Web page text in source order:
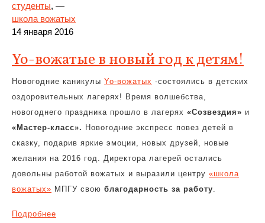
студенты, —
школа вожатых
14 января 2016
Yo-вожатые в новый год к детям!
Новогодние каникулы Yo-вожатых -состоялись в детских
оздоровительных лагерях! Время волшебства,
новогоднего праздника прошло в лагерях «Созвездия» и
«Мастер-класс». Новогодние экспресс повез детей в
сказку, подарив яркие эмоции, новых друзей, новые
желания на 2016 год. Директора лагерей остались
довольны работой вожатых и выразили центру «школа
вожатых» МПГУ свою благодарность за работу.
Подробнее